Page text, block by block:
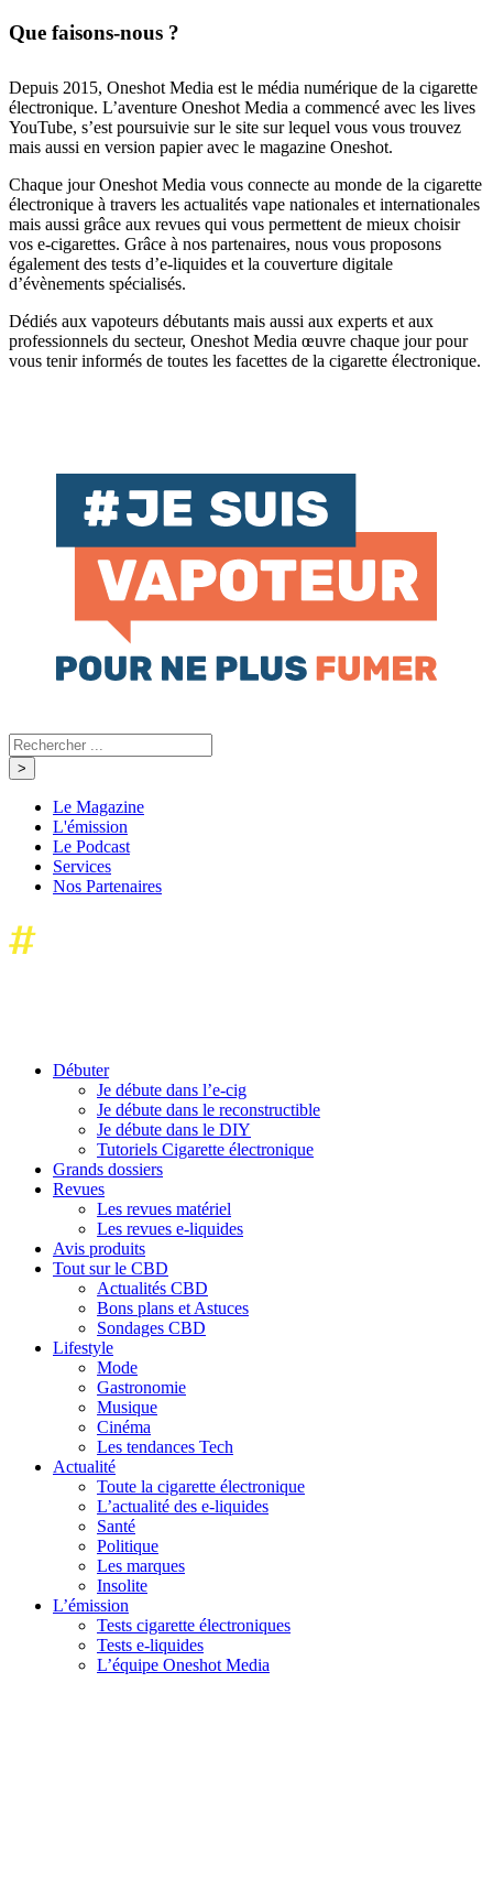
Que faisons-nous ?
Depuis 2015, Oneshot Media est le média numérique de la cigarette
électronique. L’aventure Oneshot Media a commencé avec les lives
YouTube, s’est poursuivie sur le site sur lequel vous vous trouvez
mais aussi en version papier avec le magazine Oneshot.
Chaque jour Oneshot Media vous connecte au monde de la cigarette
électronique à travers les actualités vape nationales et internationales
mais aussi grâce aux revues qui vous permettent de mieux choisir
vos e-cigarettes. Grâce à nos partenaires, nous vous proposons
également des tests d’e-liquides et la couverture digitale
d’évènements spécialisés.
Dédiés aux vapoteurs débutants mais aussi aux experts et aux
professionnels du secteur, Oneshot Media œuvre chaque jour pour
vous tenir informés de toutes les facettes de la cigarette électronique.
Le Magazine
L'émission
Le Podcast
Services
Nos Partenaires
Débuter
Je débute dans l’e-cig
Je débute dans le reconstructible
Je débute dans le DIY
Tutoriels Cigarette électronique
Grands dossiers
Revues
Les revues matériel
Les revues e-liquides
Avis produits
Tout sur le CBD
Actualités CBD
Bons plans et Astuces
Sondages CBD
Lifestyle
Mode
Gastronomie
Musique
Cinéma
Les tendances Tech
Actualité
Toute la cigarette électronique
L’actualité des e-liquides
Santé
Politique
Les marques
Insolite
L’émission
Tests cigarette électroniques
Tests e-liquides
L’équipe Oneshot Media